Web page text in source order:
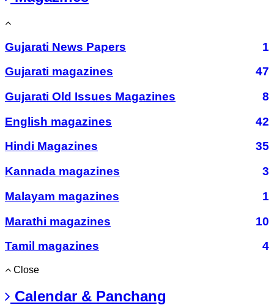
Gujarati News Papers
1
Gujarati magazines
47
Gujarati Old Issues Magazines
8
English magazines
42
Hindi Magazines
35
Kannada magazines
3
Malayam magazines
1
Marathi magazines
10
Tamil magazines
4
Close
Calendar & Panchang